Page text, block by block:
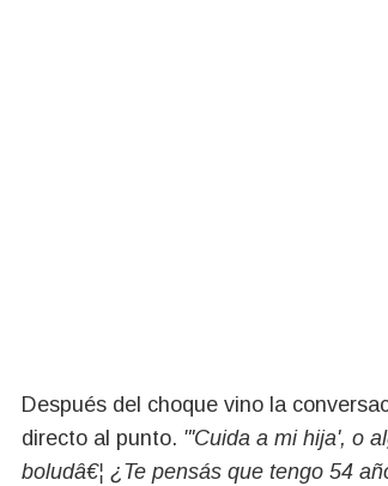
Después del choque vino la
directo al punto. "'Cuida a mi hija', o
boludâ€¦ ¿Te pensás que tengo 54